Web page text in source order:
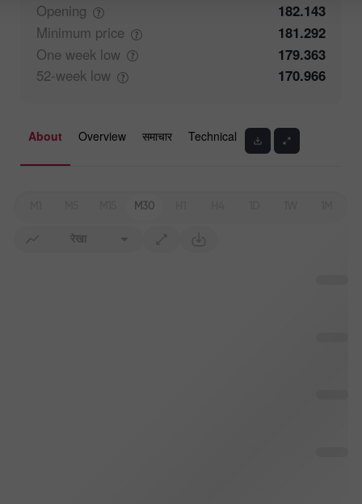
Opening
182.143
Minimum price
181.292
One week low
179.363
52-week low 170.966
About Overview समाचार Technical
M30
रेखा